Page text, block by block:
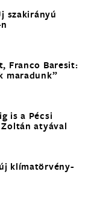
szakirányú
Franco Baresit:
maradunk”
is a Pécsi
Zoltán atyával
klímatörvény-